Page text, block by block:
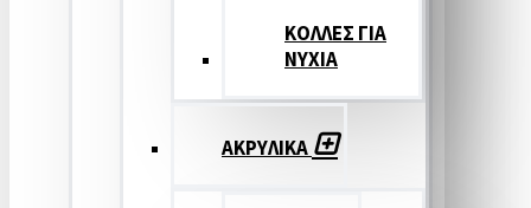
ΚΟΛΛΕΣ ΓΙΑ
ΝΥΧΙΑ
ΑΚΡΥΛΙΚΑ